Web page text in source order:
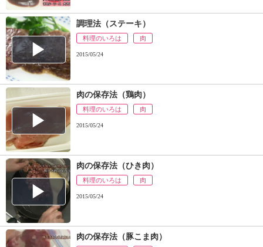
う
の
調理法（ステーキ）
料理のいろは 肉
2015/05/24
肉の保存法（鶏肉）
料理のいろは 肉
2015/05/24
肉の保存法（ひき肉）
料理のいろは 肉
2015/05/24
肉の保存法（豚こま肉）